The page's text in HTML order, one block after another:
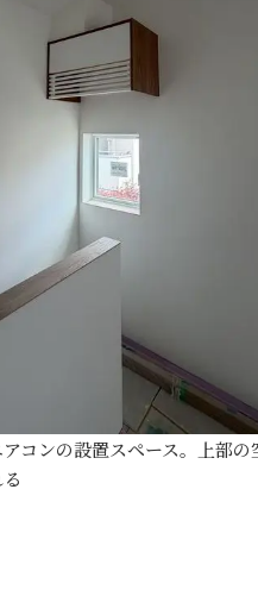
コンの設置スペース。上部の